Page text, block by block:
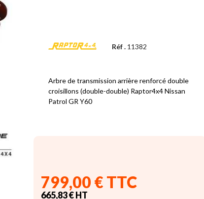
Réf . 11382
Arbre de transmission arrière renforcé double
croisillons (double-double) Raptor4x4 Nissan
Patrol GR Y60
799,00 € TTC
665,83 € HT